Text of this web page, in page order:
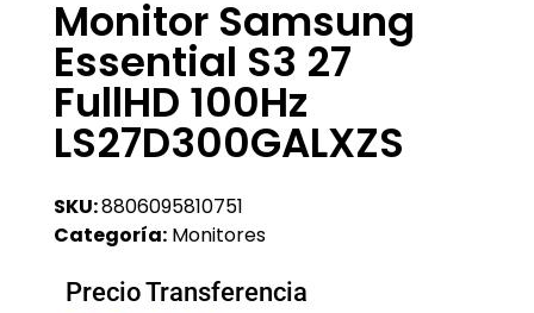
Monitor Samsung
Essential S3 27
FullHD 100Hz
LS27D300GALXZS
SKU:8806095810751
Categoría: Monitores
Precio Transferencia